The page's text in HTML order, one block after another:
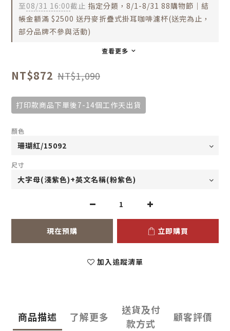
至08/31 16:00截止 指定分類，8/1-8/31 88購物節｜結
帳金額滿 $2500 送丹麥折疊式掛耳咖啡濾杯(送完為止，
部分品牌不參與活動)
查看更多
NT$872 NT$1,090
打印款商品下單後7-14個工作天出貨
顏色
尺寸
現在預購 立即購買
加入追蹤清單
商品描述 了解更多
送貨及付
款方式
顧客評價